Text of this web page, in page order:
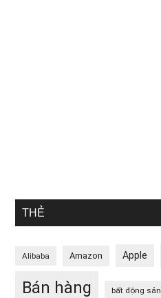
THẺ
Alibaba Amazon Apple
Bán hàng bất động sản